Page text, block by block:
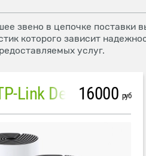
звено в цепочке поставки
которого зависит
услуг.
Mesh система TP-Link Deco M4 (3 устройства)
16000 руб